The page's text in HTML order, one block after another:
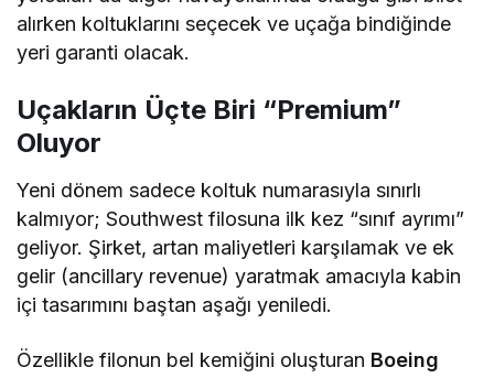
alırken koltuklarını seçecek ve uçağa bindiğinde
yeri garanti olacak.
Uçakların Üçte Biri “Premium”
Oluyor
Yeni dönem sadece koltuk numarasıyla sınırlı
kalmıyor; Southwest filosuna ilk kez “sınıf ayrımı”
geliyor. Şirket, artan maliyetleri karşılamak ve ek
gelir (ancillary revenue) yaratmak amacıyla kabin
içi tasarımını baştan aşağı yeniledi.
Özellikle filonun bel kemiğini oluşturan Boeing